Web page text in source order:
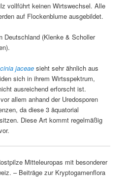
vollführt keinen Wirtswechsel. Alle
auf Flockenblume ausgebildet.
Deutschland (Klenke & Scholler
jaceae sieht sehr ähnlich aus
sich in ihrem Wirtsspektrum,
ausreichend erforscht ist.
allem anhand der Uredosporen
da diese 3 äquatorial
Diese Art kommt regelmäßig
Mitteleuropas mit besonderer
– Beiträge zur Kryptogamenflora